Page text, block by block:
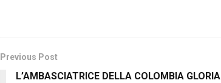
Previous Post
L’AMBASCIATRICE DELLA COLOMBIA GLORIA